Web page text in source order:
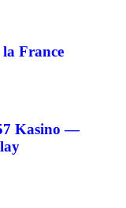
France
Kasino —